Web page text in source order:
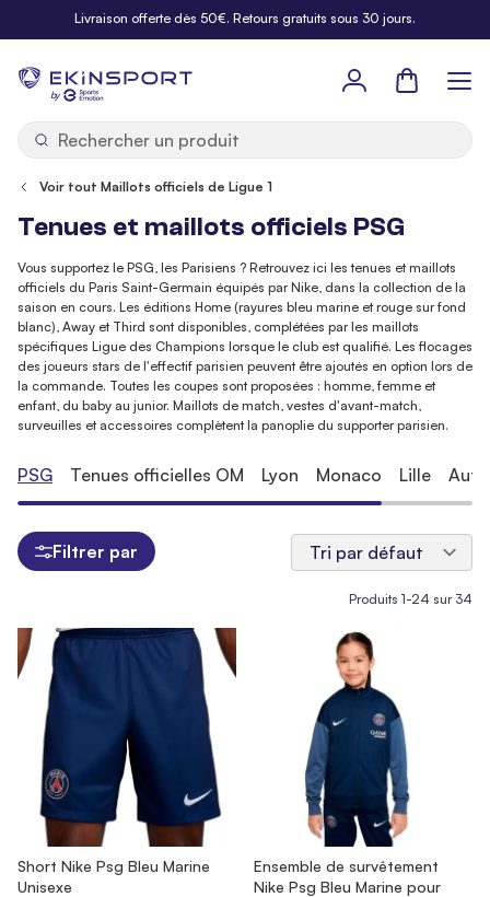
Allez au contenuLivraison offerte dès 50€. Retours gratuits sous 30 jours.
by
Panier
Voir tout Maillots officiels de Ligue 1
Tenues et maillots officiels PSG
Vous supportez le PSG, les Parisiens ? Retrouvez ici les tenues et maillots
officiels du Paris Saint-Germain équipés par Nike, dans la collection de la
saison en cours. Les éditions Home (rayures bleu marine et rouge sur fond
blanc), Away et Third sont disponibles, complétées par les maillots
spécifiques Ligue des Champions lorsque le club est qualifié. Les flocages
des joueurs stars de l'effectif parisien peuvent être ajoutés en option lors de
la commande. Toutes les coupes sont proposées : homme, femme et
enfant, du baby au junior. Maillots de match, vestes d'avant-match,
surveuilles et accessoires complètent la panoplie du supporter parisien.
Produits 1-24 sur 34
Short Nike Psg Bleu Marine
Unisexe
Ensemble de survêtement
Nike Psg Bleu Marine pour
PSG Tenues officielles OM Lyon Monaco Lille
Filtrer par